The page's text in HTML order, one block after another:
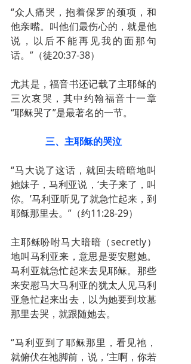
“众人痛哭，抱着保罗的颈项，和
他亲嘴。叫他们最伤心的，就是他
说，以后不能再见我的面那句
话。”（徒20:37-38）
尤其是，福音书还记载了主耶稣的
三次哀哭，其中约翰福音十一章
“耶稣哭了”是最著名的一节。
三、主耶稣的哭泣
“马大说了这话，就回去暗暗地叫
她妹子，马利亚说，‘夫子来了，叫
你。’马利亚听见了就急忙起来，到
耶稣那里去。”（约11:28-29）
主耶稣吩咐马大暗暗（secretly）
地叫马利亚来，意思是要安慰她。
马利亚就急忙起来去见耶稣。那些
来安慰马大马利亚的犹太人见马利
亚急忙起来出去，以为她要到坟墓
那里去哭，就跟随她去。
“马利亚到了耶稣那里，看见祂，
就俯伏在祂脚前，说，‘主啊，你若